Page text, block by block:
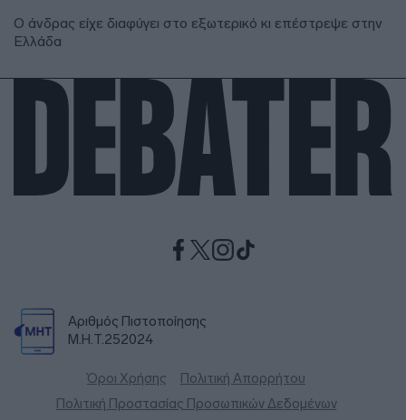
Ο άνδρας είχε διαφύγει στο εξωτερικό κι επέστρεψε στην
Ελλάδα
Αριθμός Πιστοποίησης
Μ.Η.Τ.252024
Όροι Χρήσης
Πολιτική Απορρήτου
Πολιτική Προστασίας Προσωπικών Δεδομένων